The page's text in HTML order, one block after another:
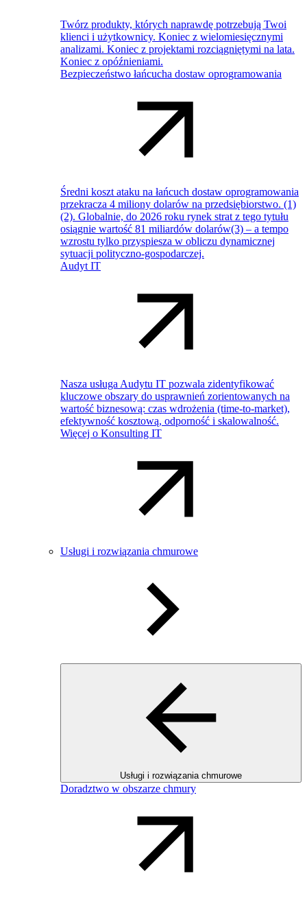
Twórz produkty, których naprawdę potrzebują Twoi
klienci i użytkownicy. Koniec z wielomiesięcznymi
analizami. Koniec z projektami rozciągniętymi na lata.
Koniec z opóźnieniami.
Bezpieczeństwo łańcucha dostaw oprogramowania
Średni koszt ataku na łańcuch dostaw oprogramowania
przekracza 4 miliony dolarów na przedsiębiorstwo. (1)
(2). Globalnie, do 2026 roku rynek strat z tego tytułu
osiągnie wartość 81 miliardów dolarów(3) – a tempo
wzrostu tylko przyspiesza w obliczu dynamicznej
sytuacji polityczno-gospodarczej.
Audyt IT
Nasza usługa Audytu IT pozwala zidentyfikować
kluczowe obszary do usprawnień zorientowanych na
wartość biznesową: czas wdrożenia (time-to-market),
efektywność kosztową, odporność i skalowalność.
Więcej o Konsulting IT
Usługi i rozwiązania chmurowe
Usługi i rozwiązania chmurowe
Doradztwo w obszarze chmury